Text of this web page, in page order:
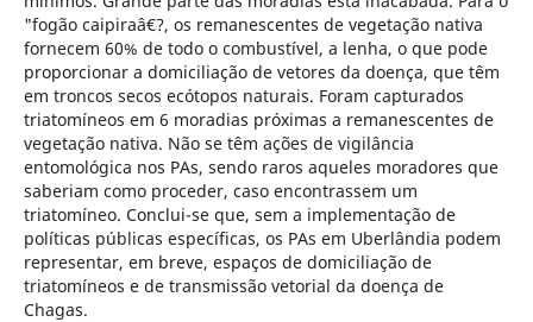
"fogão caipiraâ€?, os remanescentes de vegetação nativa
fornecem 60% de todo o combustível, a lenha, o que pode
proporcionar a domiciliação de vetores da doença, que têm
em troncos secos ecótopos naturais. Foram capturados
triatomíneos em 6 moradias próximas a remanescentes de
vegetação nativa. Não se têm ações de vigilância
entomológica nos PAs, sendo raros aqueles moradores que
saberiam como proceder, caso encontrassem um
triatomíneo. Conclui-se que, sem a implementação de
políticas públicas específicas, os PAs em Uberlândia podem
representar, em breve, espaços de domiciliação de
triatomíneos e de transmissão vetorial da doença de
Chagas.